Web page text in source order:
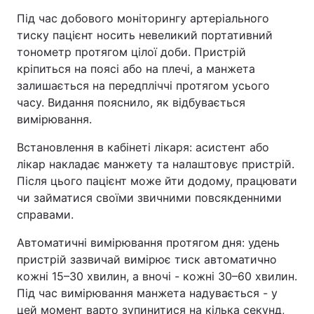
Під час добового моніторингу артеріального
тиску пацієнт носить невеликий портативний
тонометр протягом цілої доби. Пристрій
кріпиться на поясі або на плечі, а манжета
залишається на передпліччі протягом усього
часу. Видання пояснило, як відбувається
вимірювання.
Встановлення в кабінеті лікаря: асистент або
лікар накладає манжету та налаштовує пристрій.
Після цього пацієнт може йти додому, працювати
чи займатися своїми звичними повсякденними
справами.
Автоматичні вимірювання протягом дня: удень
пристрій зазвичай вимірює тиск автоматично
кожні 15–30 хвилин, а вночі - кожні 30–60 хвилин.
Під час вимірювання манжета надувається - у
цей момент варто зупинитися на кілька секунд,